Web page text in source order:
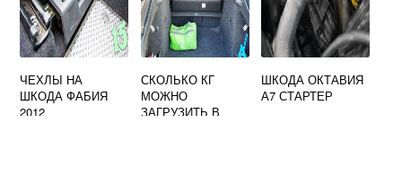
ЧЕХЛЫ НА
ШКОДА ФАБИЯ
2012
СКОЛЬКО КГ
МОЖНО
ЗАГРУЗИТЬ В
ШКОДА ОКТАВИЯ
А7 СТАРТЕР